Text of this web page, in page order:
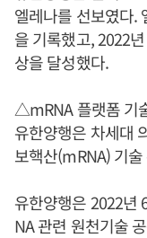
엘레나를 선보였다.
을 기록했고, 2022
상을 달성했다.
△mRNA 플랫폼 기
유한양행은 차세대
보핵산(mRNA) 기
유한양행은 2022년
NA 관련 원천기술